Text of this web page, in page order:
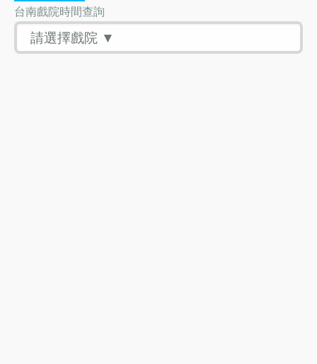
台南戲院時間查詢